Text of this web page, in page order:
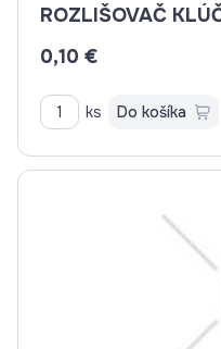
ROZLIŠOVAČ
0,10 €
ks Do košíka